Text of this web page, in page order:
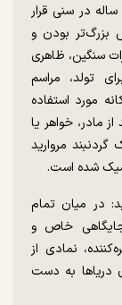
بالاتر است، اما واقعیت این است که دختران ۱۰ ساله در سنی قرار
بزرگ‌تر بودن و
سنگین، ظاهری
تولد، مراسم
مورد استفاده
مادر، خواهر یا
مروارید
شیک شده است.
در میان تمام
جایگاهی خاص و
نمادی از
دریا‌ها به دست